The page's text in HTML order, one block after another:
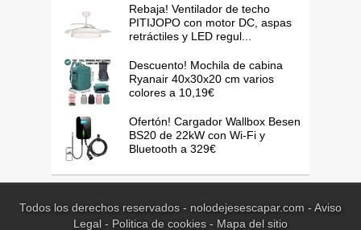
Rebaja! Ventilador de techo
PITIJOPO con motor DC, aspas
retráctiles y LED regul...
Descuento! Mochila de cabina
Ryanair 40x30x20 cm varios
colores a 10,19€
Ofertón! Cargador Wallbox Besen
BS20 de 22kW con Wi-Fi y
Bluetooth a 329€
Todos los derechos reservados - nolodejesescapar.com - Aviso
Legal- Politica de cookies- Mapa del sitio